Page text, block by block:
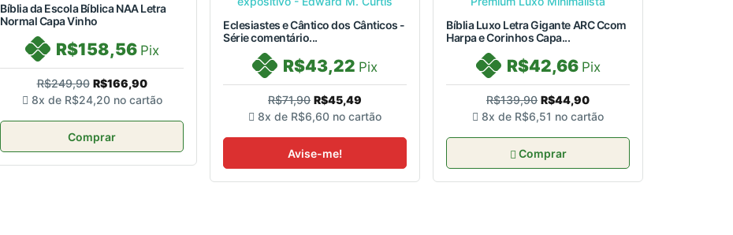
Bíblia da Escola Bíblica NAA Letra
Normal Capa Vinho
R$158,56 Pix
R$249,90 R$166,90
8x de R$24,20 no cartão
Comprar
Eclesiastes e Cântico dos Cânticos -
Série comentário...
R$43,22 Pix
R$71,90 R$45,49
8x de R$6,60 no cartão
Avise-me!
Bíblia Luxo Letra Gigante ARC Ccom
Harpa e Corinhos Capa...
R$42,66 Pix
R$139,90 R$44,90
8x de R$6,51 no cartão
Comprar